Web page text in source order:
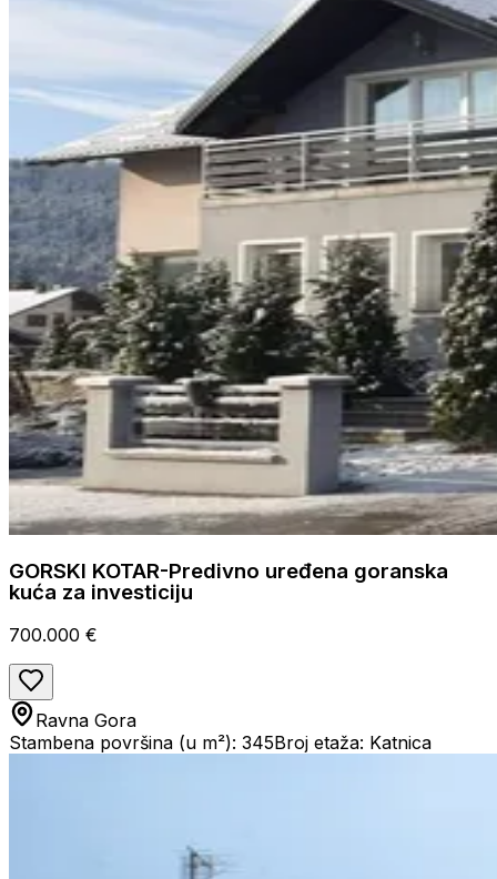
GORSKI KOTAR-Predivno uređena goranska
kuća za investiciju
700.000 €
Ravna Gora
Stambena površina (u m²): 345Broj etaža: Katnica